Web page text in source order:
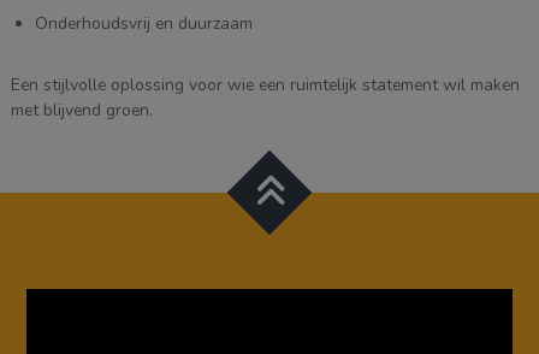
Onderhoudsvrij en duurzaam
Een stijlvolle oplossing voor wie een ruimtelijk statement wil maken
met blijvend groen.